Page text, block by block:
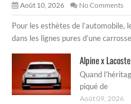
Août 10, 2026 No Comments
Pour les esthètes de l’automobile,
dans les lignes pures d’une
Alpine x Lacoste
Quand
piqué de
Août 09, 2026